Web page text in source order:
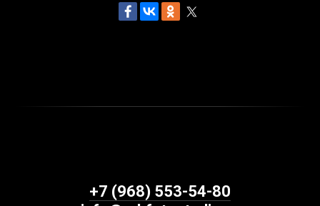
+7 (968) 553-54-80